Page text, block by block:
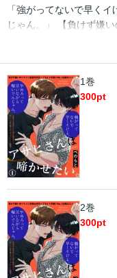
「強がってないで早く
じゃん。」 【負けず嫌
No.1出張ホスト】 ーー
スト。 今日も新規客の
いイケメン大学生・鳴
ームでアサヒを呼び出し
ラダでマナーを教えて
生意気な大学生に心も体
クスバトル開幕！ ※本作
しております。重複購入
1巻
300pt
2巻
300pt